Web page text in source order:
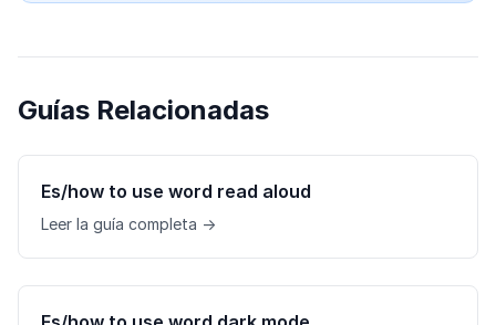
Guías Relacionadas
Es/how to use word read aloud
Leer la guía completa →